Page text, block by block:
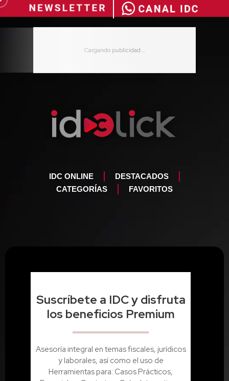
IDC ONLINE
DESTACADOS
CATEGORÍAS
FAVORITOS
Suscríbete a IDC y disfruta
los beneficios Premium
Asesoría integral en temas fiscales, jurídicos
y laborales, así como el uso de
Herramientas para: Casos Prácticos,